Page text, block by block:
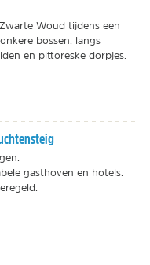
Woud tijdens een
bossen, langs
en pittoreske dorpjes.
gasthoven en hotels.